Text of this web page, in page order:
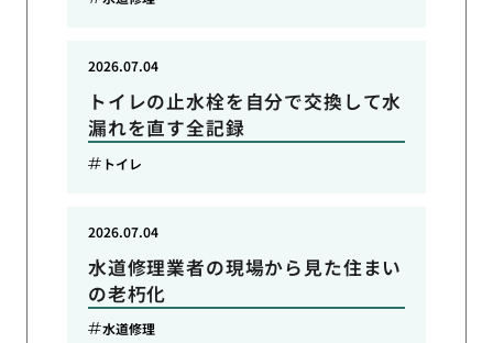
トイレの止水栓を自分で交換して水
漏れを直す全記録
2026.07.04
トイレ
水道修理業者の現場から見た住まい
の老朽化
2026.07.04
水道修理